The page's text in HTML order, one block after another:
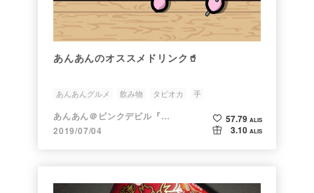
あんあんのオススメドリンク🥤
あんあんグルメ 飲み物 タピオカ 手
あんあん＠ピンクデビル『変態』
2019/07/04
57.79 ALIS
3.10 ALIS